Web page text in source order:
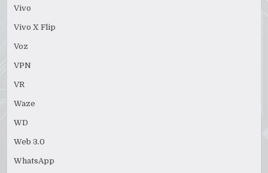
Vivo
Vivo X Flip
Voz
VPN
VR
Waze
WD
Web 3.0
WhatsApp